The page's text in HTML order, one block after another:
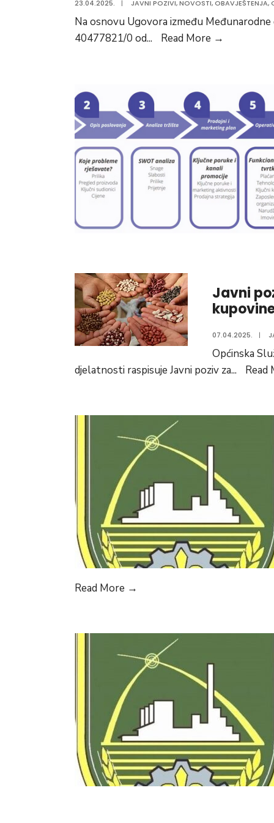
23.04.2025. | JAVNI POZIVI,NOVOSTI,OBAVJEŠTENJA,
Na osnovu Ugovora između Međunarodne
40477821/0 od... Read More →
Javni
07.04.2025. |
Općinska
djelatnosti raspisuje Javni poziv za... Read
Read More →
SUFINANSIRANJE
PROJEKATA
ORGANIZACIJA
DRUŠTVA
OD
INTERESA
ZA
OPĆINU
VOGOŠĆA